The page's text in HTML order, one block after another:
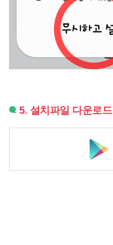
5. 설치파일 다운로드